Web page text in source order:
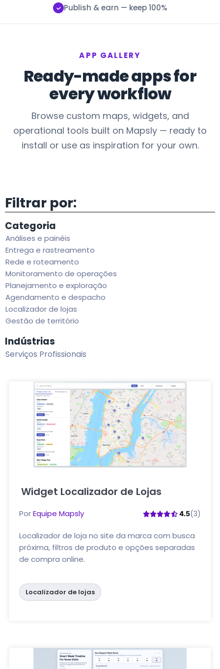
Publish & earn — keep 100%
APP GALLERY
Ready-made apps for
every workflow
Browse custom maps, widgets, and
operational tools built on Mapsly — ready to
install or use as inspiration for your own.
Filtrar por:
Categoria
Análises e painéis
Entrega e rastreamento
Rede e roteamento
Monitoramento de operações
Planejamento e exploração
Agendamento e despacho
Localizador de lojas
Gestão de território
Indústrias
Serviços Profissionais
Widget Localizador de Lojas
PorEquipe Mapsly 4.5(3)
Localizador de loja no site da marca com busca
próxima, filtros de produto e opções separadas
de compra online.
Localizador de lojas